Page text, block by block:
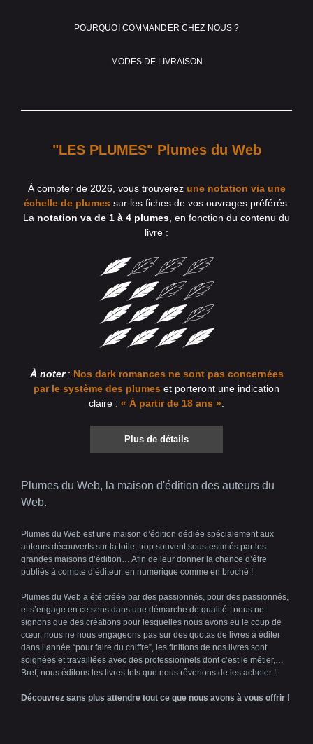
POURQUOI COMMANDER CHEZ NOUS ?
MODES DE LIVRAISON
"LES PLUMES" Plumes du Web
À compter de 2026, vous trouverez une notation via une
échelle de plumes sur les fiches de vos ouvrages préférés.
La notation va de 1 à 4 plumes , en fonction du contenu du
livre :
À noter: Nos dark romances ne sont pas concernées
par le système des plumes et porteront une indication
claire : « À partir de 18 ans ».
Plus de détails
Plumes du Web, la maison d'édition des auteurs du
Web.
Plumes du Web est une maison d’édition dédiée spécialement aux
auteurs découverts sur la toile, trop souvent sous-estimés par les
grandes maisons d’édition… Afin de leur donner la chance d’être
publiés à compte d’éditeur, en numérique comme en broché !
Plumes du Web a été créée par des passionnés, pour des passionnés,
et s’engage en ce sens dans une démarche de qualité : nous ne
signons que des créations pour lesquelles nous avons eu le coup de
cœur, nous ne nous engageons pas sur des quotas de livres à éditer
dans l’année “pour faire du chiffre”, les finitions de nos livres sont
soignées et travaillées avec des professionnels dont c’est le métier,…
Bref, nous éditons les livres tels que nous rêverions de les acheter !
Découvrez sans plus attendre tout ce que nous avons à vous offrir !